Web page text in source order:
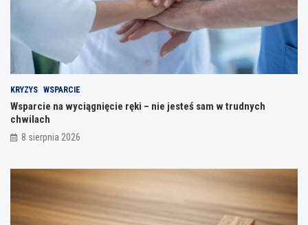
KRYZYS WSPARCIE
Wsparcie na wyciągnięcie ręki – nie jesteś sam w trudnych
chwilach
8 sierpnia 2026